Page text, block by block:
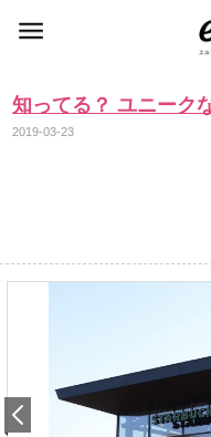
知ってる？ ユニーク
2019-03-23